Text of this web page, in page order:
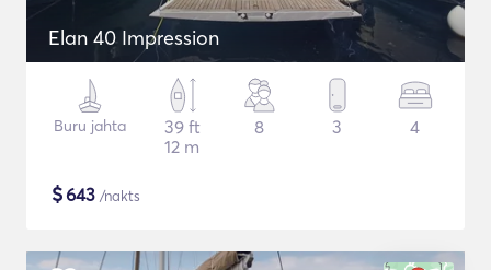
Elan 40 Impression
Buru jahta
39 ft
12 m
8 3 4
$643 /nakts